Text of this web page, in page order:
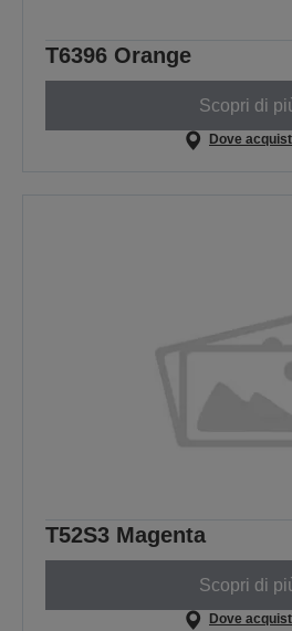
T6396 Orange
Scopri di
Dove
T52S3 Magenta
Scopri di
Dove